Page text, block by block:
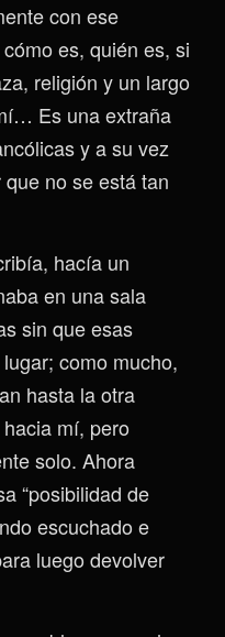
con ese
es, quién es, si
religión y un largo
Es una extraña
y a su vez
no se está tan
hacía un
en una sala
sin que esas
como mucho,
hasta la otra
mí, pero
solo. Ahora
“posibilidad de
escuchado e
luego devolver